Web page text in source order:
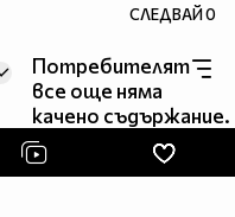
СЛЕДВАЙ0
Потребителят
все още няма
качено съдържание.